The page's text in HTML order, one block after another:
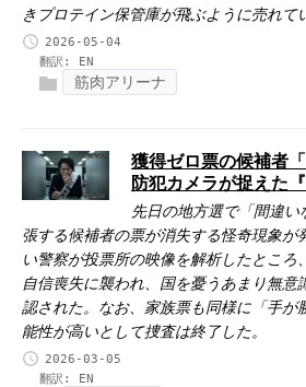
きプロテイン保管庫が飛ぶように売れて
2026-05-04
翻訳: EN
筋肉アリーナ
獲得ゼロ票の候補者
防犯カメラが捉えた
先日の地方選で「間違
張する候補者の票が消失する怪奇現象が
い警察が投票所の映像を解析したところ
自信喪失に襲われ、国を憂うあまり無意
認された。なお、家族票も同様に「手が
能性が高いとして捜査は終了した。
2026-03-05
翻訳: EN